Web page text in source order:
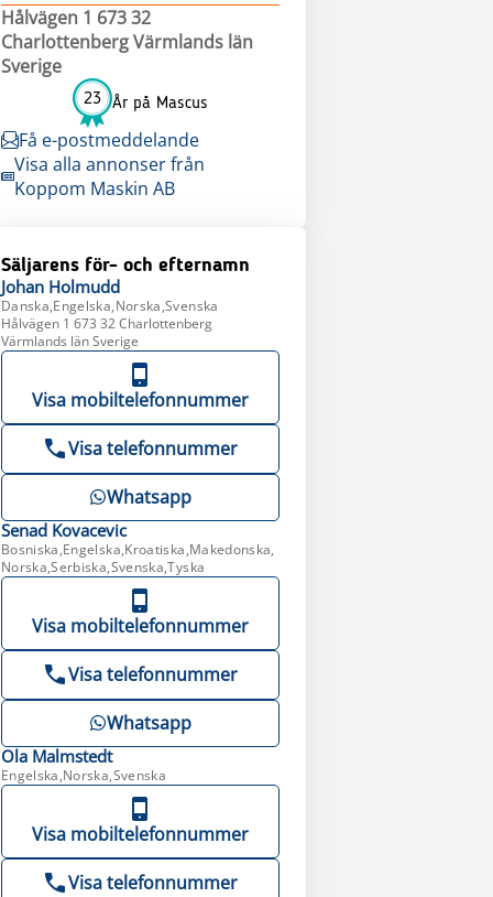
Hålvägen 1 673 32
Charlottenberg Värmlands län
Sverige
23 År på Mascus
Få e-postmeddelande
Visa alla annonser från
Koppom Maskin AB
Säljarens för- och efternamn
Johan Holmudd
Danska,Engelska,Norska,Svenska
Hålvägen 1 673 32 Charlottenberg
Värmlands län Sverige
Visa mobiltelefonnummer
Visa telefonnummer
Whatsapp
Senad Kovacevic
Bosniska,Engelska,Kroatiska,Makedonska,
Norska,Serbiska,Svenska,Tyska
Visa mobiltelefonnummer
Visa telefonnummer
Whatsapp
Ola Malmstedt
Engelska,Norska,Svenska
Visa mobiltelefonnummer
Visa telefonnummer